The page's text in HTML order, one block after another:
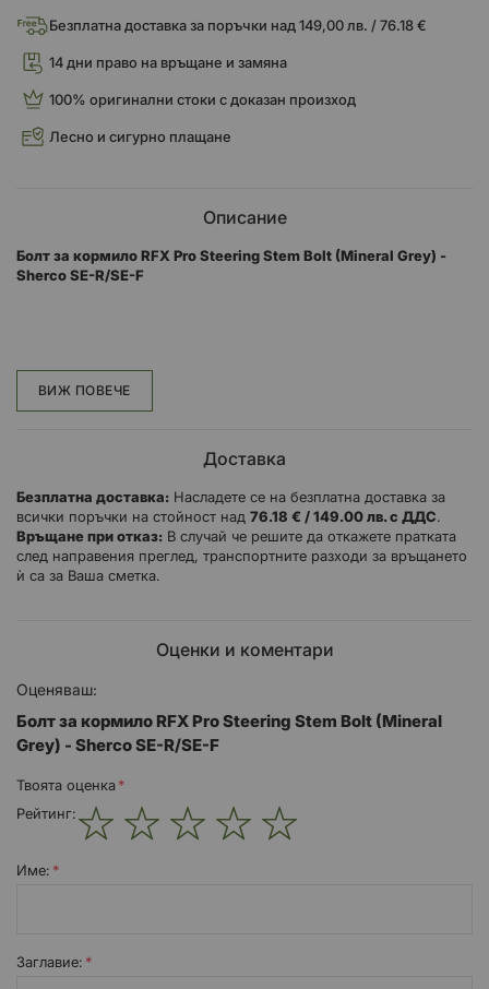
Безплатна доставка за поръчки над 149,00 лв. / 76.18 €
14 дни право на връщане и замяна
100% оригинални стоки с доказан произход
Лесно и сигурно плащане
Описание
Болт за кормило RFX Pro Steering Stem Bolt (Mineral Grey) -
Sherco SE-R/SE-F
Лека еднокомпонентна гайка и шайба, изработени с CNC
спецификациите на OEM по отношение на дизайна и
Моля, вижте таблицата за монтаж за приложение.
ВИЖ ПОВЕЧЕ
Доставка
Безплатна доставка: Насладете се на безплатна доставка за
всички поръчки на стойност над 76.18 € / 149.00 лв. с ДДС.
Връщане при отказ: В случай че решите да откажете пратката
след направения преглед, транспортните разходи за връщането
ѝ са за Ваша сметка.
Оценки и коментари
Оценяваш:
Болт за кормило RFX Pro Steering Stem Bolt (Mineral
Grey) - Sherco SE-R/SE-F
Твоята оценка
Рейтинг:
Име:
Заглавиe: